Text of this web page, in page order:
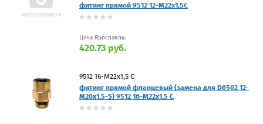
фитинг прямой 9512 12-M22x1,5C
Цена Ярославль:
420.73 руб.
9512 16-M22x1,5 С
фитинг прямой фланцевый (замена для D6502 12-
M20x1,5-S) 9512 16-M22x1,5 С